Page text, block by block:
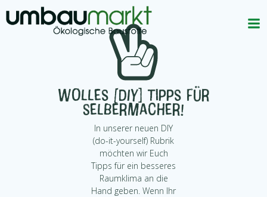
Zum
Inhalt
springen
Wolles [DIY] Tipps für
Selbermacher!
In unserer neuen DIY
(do-it-yourself) Rubrik
möchten wir Euch
Tipps für ein besseres
Raumklima an die
Hand geben. Wenn Ihr